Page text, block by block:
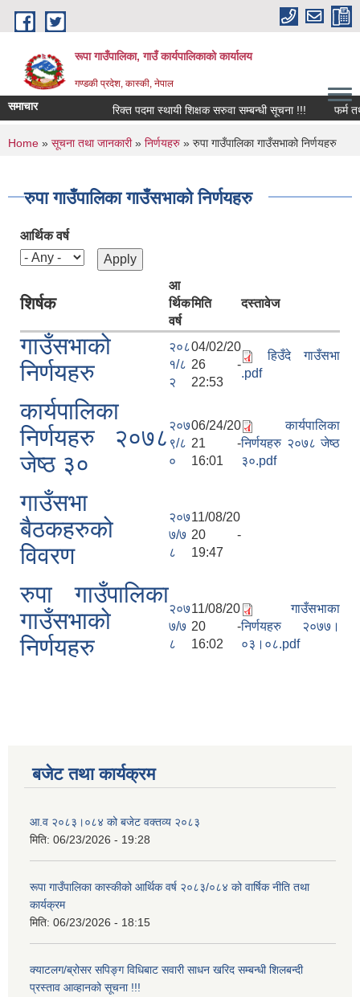
Skip to main content
रूपा गाउँपालिका, गाउँ कार्यपालिकाको कार्यालय
गण्डकी प्रदेश, कास्की, नेपाल
समाचार रिक्त पदमा स्थायी शिक्षक सरुवा सम्बन्धी सूचना !!! फर्म तथा
You are here
Home » सूचना तथा जानकारी» निर्णयहरु » रुपा गाउँपालिका गाउँसभाको निर्णयहरु
रुपा गाउँपालिका गाउँसभाको निर्णयहरु
आर्थिक वर्ष
शिर्षक
आ
र्थिक
वर्ष
मिति दस्तावेज
गाउँसभाको
निर्णयहरु
२०८
१/८
२
04/02/20
26 -
22:53
हिउँदे गाउँसभा
.pdf
कार्यपालिका
निर्णयहरु २०७८
जेष्ठ ३०
२०७
९/८
०
06/24/20
21 -
16:01
कार्यपालिका
निर्णयहरु २०७८ जेष्ठ
३०.pdf
गाउँसभा
बैठकहरुको
विवरण
२०७
७/७
८
11/08/20
20 -
19:47
रुपा गाउँपालिका
गाउँसभाको
निर्णयहरु
२०७
७/७
८
11/08/20
20 -
16:02
गाउँसभाका
निर्णयहरु २०७७।
०३।०८.pdf
बजेट तथा कार्यक्रम
आ.व २०८३।०८४ को बजेट वक्तव्य २०८३
मिति: 06/23/2026 - 19:28
रूपा गाउँपालिका कास्कीको आर्थिक वर्ष २०८३/०८४ को वार्षिक नीति तथा
कार्यक्रम
मिति: 06/23/2026 - 18:15
क्याटलग/ब्रोसर सपिङ्ग विधिबाट सवारी साधन खरिद सम्बन्धी शिलबन्दी
प्रस्ताव आव्हानको सूचना !!!